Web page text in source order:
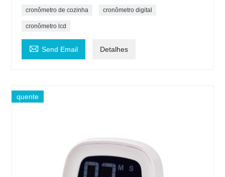
cronômetro de cozinha cronômetro digital
cronômetro lcd
 Send Email Detalhes
quente